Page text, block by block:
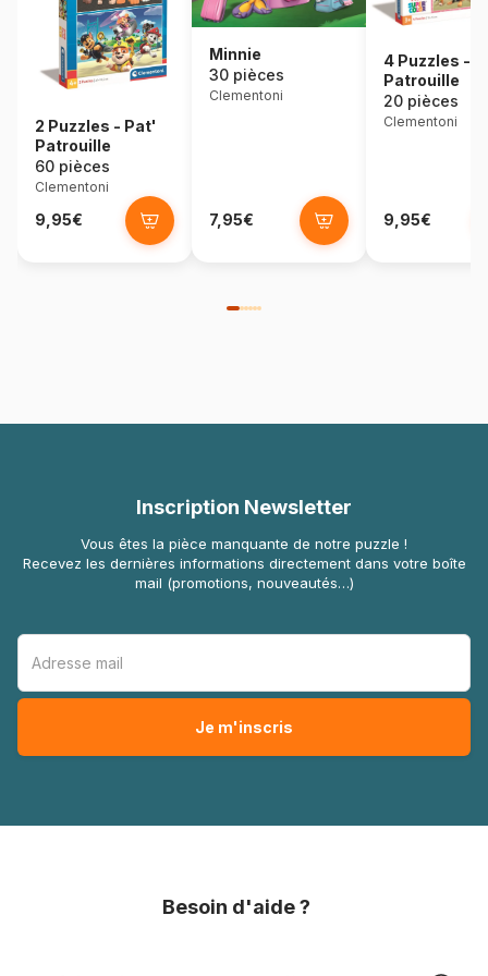
2 Puzzles - Pat'
Patrouille
60 pièces
Clementoni
9,95€
Minnie
30 pièces
Clementoni
7,95€
4 Puzzles -
Patrouille
20 pièces
Clementoni
9,95€
Inscription Newsletter
Vous êtes la pièce manquante de notre puzzle !
Recevez les dernières informations directement dans votre boîte
mail (promotions, nouveautés…)
Besoin d'aide ?